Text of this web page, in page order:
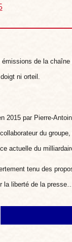
de la
ni orteil.
par Pierre-
du
actuelle du
tenu des
la liberté de la presse…